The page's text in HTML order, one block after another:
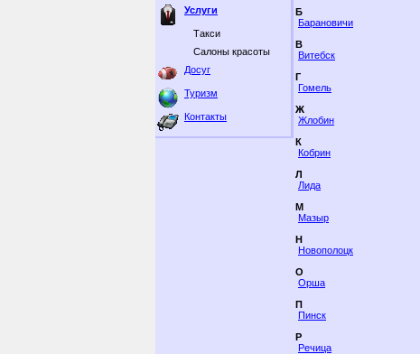
Услуги
Такси
Салоны красоты
Досуг
Туризм
Контакты
Б
Барановичи
В
Витебск
Г
Гомель
Ж
Жлобин
К
Кобрин
Л
Лида
М
Мазыр
Н
Новополоцк
О
Орша
П
Пинск
Р
Речица